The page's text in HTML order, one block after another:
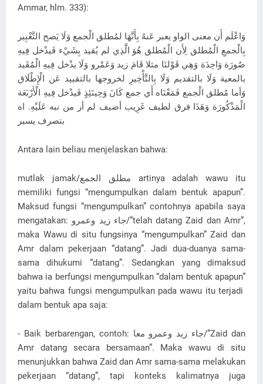
Ammar, hlm. 333):
وَاعْلَم أَن معنى الواو يعبر عَنهُ بِأَنَّهَا لمُطلق الْجمع وَلَا يَصح التَّعْبِير
بِالْجمعِ الْمُطلق لِأَن الْمُطلق هُوَ الَّذِي لم يُقيد بِشَيْء فَيدْخل فِيهِ
صُورَة وَاحِدَة وَهِي قَوْلنَا مثلا قَامَ زيد وَعَمْرو وَلَا يدْخل فِيهِ الْمُقَيد
بالمعية وَلَا بالتقديم وَلَا بِالتَّأْخِيرِ لخروجها بالتقييد عَن الْإِطْلَاق
وَأما ‌مُطلق ‌الْجمع فَمَعْنَاه أَي جمع كَانَ وَحِينَئِذٍ فَيدْخل فِيهِ الْأَرْبَعَة
الْمَذْكُورَة وَهَذَا فرق لطيف غَرِيب أضيف لم أر من نبه عَلَيْهِ. اه
بتصرف يسير
Antara lain beliau menjelaskan bahwa:
mutlak jamak/مطلق الجمع artinya adalah wawu itu
memiliki fungsi “mengumpulkan dalam bentuk apapun”.
Maksud fungsi “mengumpulkan” contohnya apabila saya
mengatakan: جاء زيد وعمرو/”telah datang Zaid dan Amr”,
maka Wawu di situ fungsinya “mengumpulkan” Zaid dan
Amr dalam pekerjaan “datang”. Jadi dua-duanya sama-
sama dihukumi “datang”. Sedangkan yang dimaksud
bahwa ia berfungsi mengumpulkan “dalam bentuk apapun”
yaitu bahwa fungsi mengumpulkan pada wawu itu terjadi
dalam bentuk apa saja:
- Baik berbarengan, contoh: جاء زيد وعمرو معا/”Zaid dan
Amr datang secara bersamaan”. Maka wawu di situ
menunjukkan bahwa Zaid dan Amr sama-sama melakukan
pekerjaan “datang”, tapi konteks kalimatnya juga